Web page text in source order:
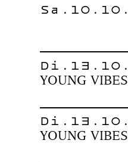
Sa.10.10.
Di.13.10.
YOUNG VIBES
Di.13.10.
YOUNG VIBES